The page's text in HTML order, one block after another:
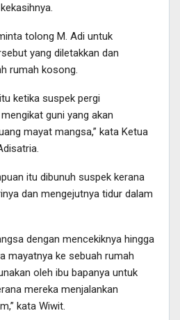
tolong M. Adi untuk
yang diletakkan dan
rumah kosong.
ketika suspek pergi
guni yang akan
mayat mangsa,” kata Ketua
itu dibunuh suspek kerana
dan mengejutnya tidur dalam
dengan mencekiknya hingga
mayatnya ke sebuah rumah
oleh ibu bapanya untuk
mereka menjalankan
kata Wiwit.